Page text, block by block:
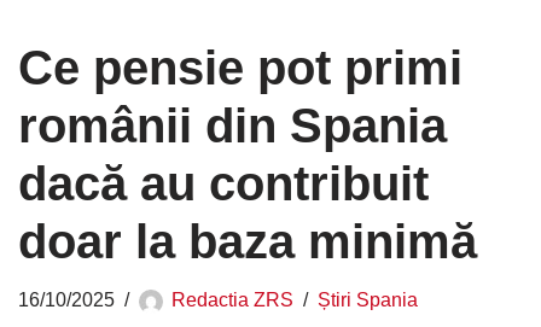
Ce pensie pot primi
românii din Spania
dacă au contribuit
doar la baza minimă
16/10/2025 Redactia ZRS Știri Spania